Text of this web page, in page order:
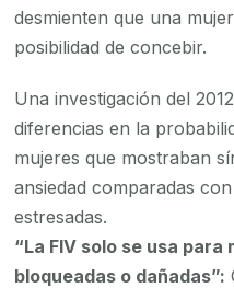
desmienten que una
posibilidad de concebir.
Una investigación del
diferencias en la
mujeres que mostraban
ansiedad comparadas
estresadas.
“La FIV solo se usa
bloqueadas o dañadas”: